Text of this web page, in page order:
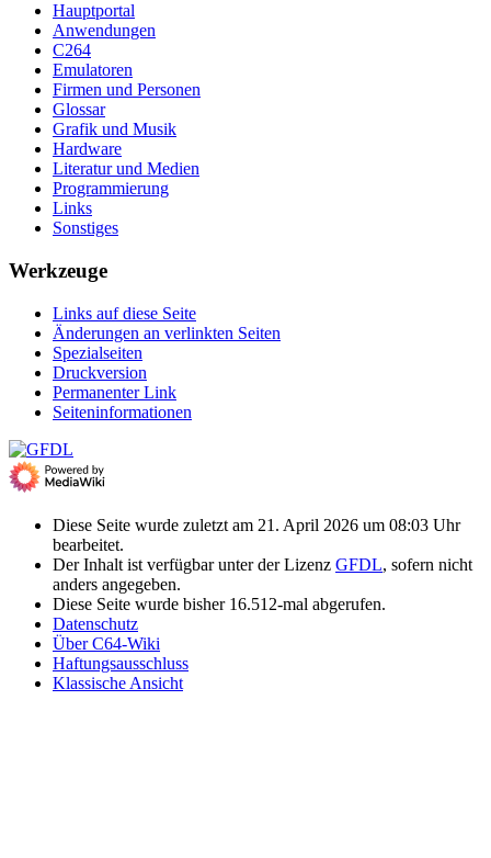
Hauptportal
Anwendungen
C264
Emulatoren
Firmen und Personen
Glossar
Grafik und Musik
Hardware
Literatur und Medien
Programmierung
Links
Sonstiges
Werkzeuge
Links auf diese Seite
Änderungen an verlinkten Seiten
Spezialseiten
Druckversion
Permanenter Link
Seiten­­informationen
Diese Seite wurde zuletzt am 21. April 2026 um 08:03 Uhr
bearbeitet.
Der Inhalt ist verfügbar unter der Lizenz GFDL, sofern nicht
anders angegeben.
Diese Seite wurde bisher 16.512-mal abgerufen.
Datenschutz
Über C64-Wiki
Haftungsausschluss
Klassische Ansicht